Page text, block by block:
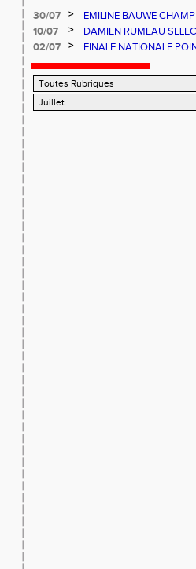
30/07 >
EMILINE BAUWE
SOUS LA MINUTE :
10/07 >
DAMIEN RUMEAU
PARALYMPIQUES DE
02/07 > FINALE NATIONALE